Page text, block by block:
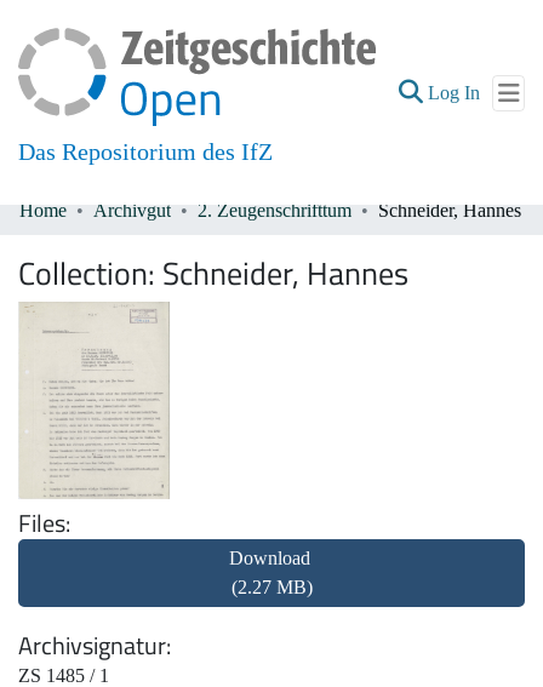
Das Repositorium des IfZ
Log In (current)
All of DSpace
Home Archivgut 2. Zeugenschrifttum Schneider, Hannes
Collection: Schneider, Hannes
Files
Download
(2.27 MB)
Archivsignatur
ZS 1485 / 1